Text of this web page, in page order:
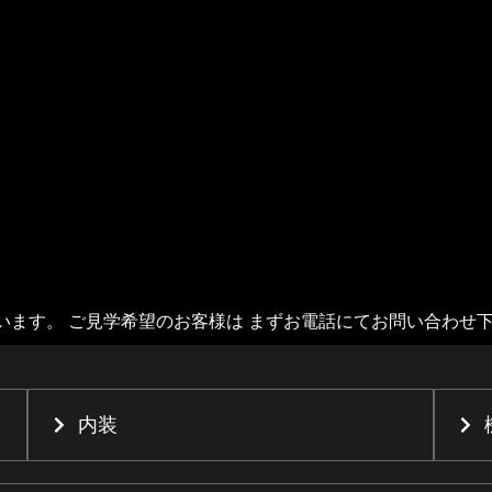
す。 ご見学希望のお客様は まずお電話にてお問い合わせ下
内装